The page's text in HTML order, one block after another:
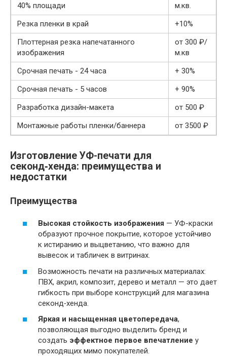
40% площади
м.кв.
Резка пленки в край
+10%
Плоттерная резка напечатанного
изображения
от 300 ₽/
м.кв
Срочная печать - 24 часа
+ 30%
Срочная печать - 5 часов
+ 90%
Разработка дизайн-макета
от 500 ₽
Монтажные работы пленки/баннера
от 3500 ₽
Изготовление УФ-печати для
секонд‑хенда: преимущества и
недостатки
Преимущества
Высокая стойкость изображения — УФ-краски
образуют прочное покрытие, которое устойчиво
к истиранию и выцветанию, что важно для
вывесок и табличек в витринах.
Возможность печати на различных материалах:
ПВХ, акрил, композит, дерево и металл — это дает
гибкость при выборе конструкций для магазина
секонд‑хенда.
Яркая и насыщенная цветопередача,
позволяющая выгодно выделить бренд и
создать эффектное первое впечатление у
проходящих мимо покупателей.